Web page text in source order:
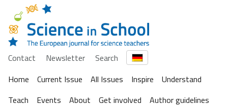
Contact Newsletter
Search
Home
Current Issue All Issues Inspire
Understand
Teach
Events About Get involved Author guidelines